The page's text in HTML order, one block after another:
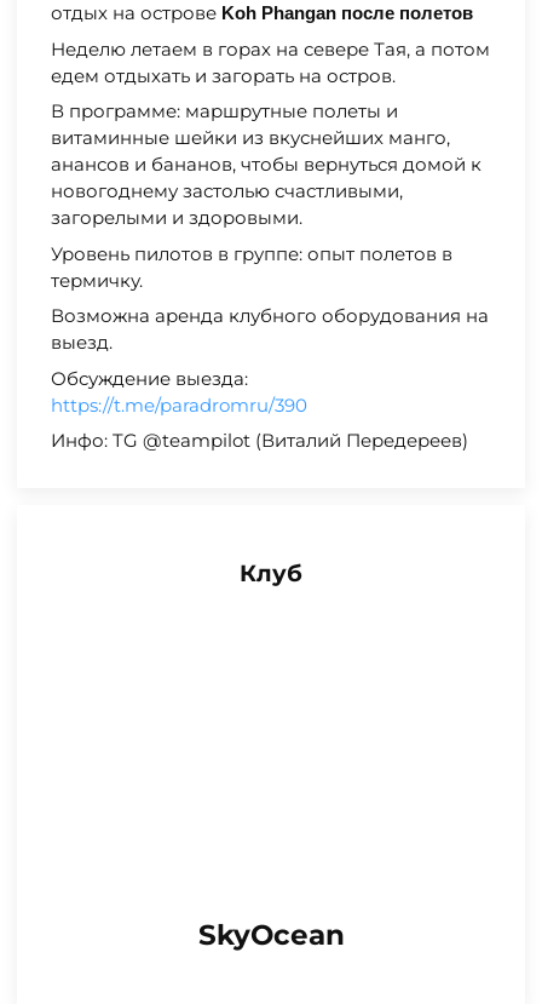
отдых на острове Koh Phangan после полетов
Неделю летаем в горах на севере Тая, а потом
едем отдыхать и загорать на остров.
В программе: маршрутные полеты и
витаминные шейки из вкуснейших манго,
анансов и бананов, чтобы вернуться домой к
новогоднему застолью счастливыми,
загорелыми и здоровыми.
Уровень пилотов в группе: опыт полетов в
термичку.
Возможна аренда клубного оборудования на
выезд.
Обсуждение выезда:
https://t.me/paradromru/390
Инфо: TG @teampilot (Виталий Передереев)
Клуб
SkyOcean